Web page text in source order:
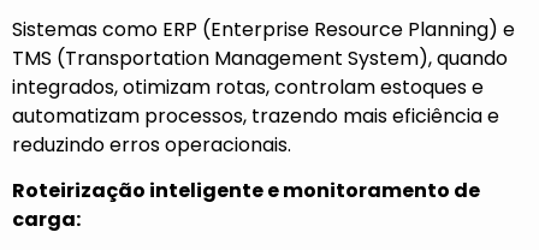
Sistemas como ERP (Enterprise Resource Planning) e
TMS (Transportation Management System), quando
integrados, otimizam rotas, controlam estoques e
automatizam processos, trazendo mais eficiência e
reduzindo erros operacionais.
Roteirização inteligente e monitoramento de
carga: